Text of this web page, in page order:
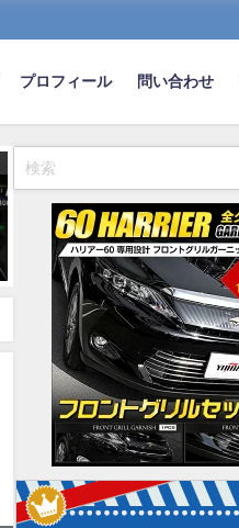
プロフィール 問い合わせ
煽り運転で検挙された車カス１
万件超。去年の2倍ｗｗｗｗｗｗ
2018-12-03